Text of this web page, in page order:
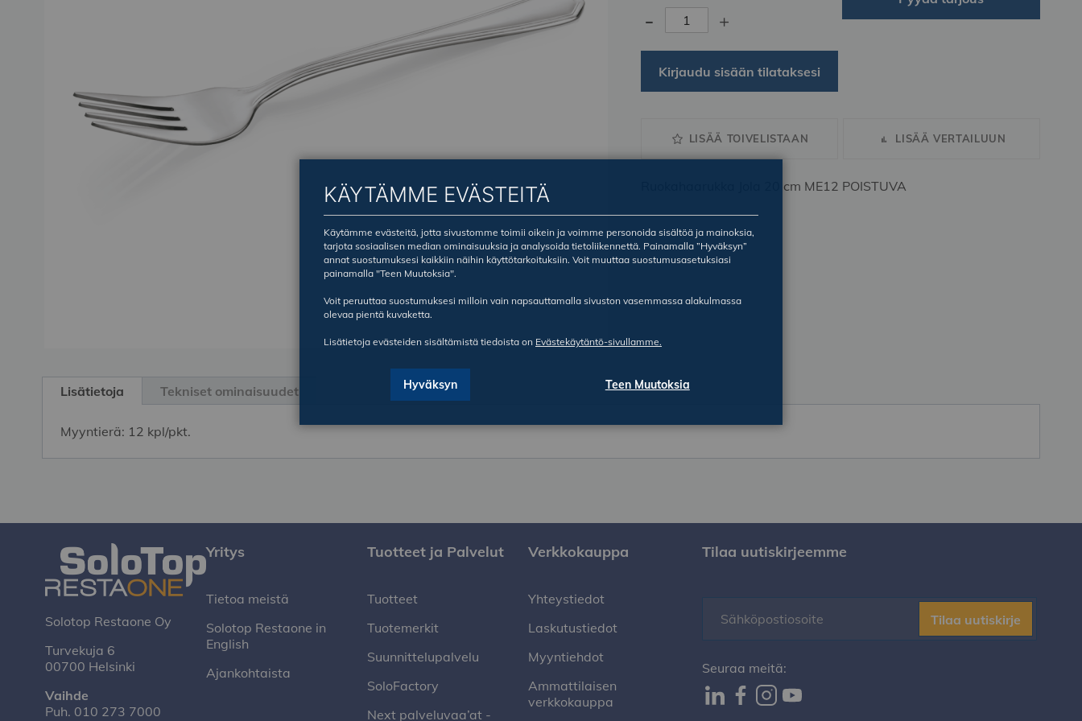
- +
Kirjaudu sisään tilataksesi
LISÄÄ TOIVELISTAAN LISÄÄ VERTAILUUN
Ruokahaarukka Jola 20 cm ME12 POISTUVA
to
Lisätietoja
Myyntierä: 12 kpl/pkt.
Tekniset ominaisuudet
Solotop Restaone Oy
Turvekuja 6
00700 Helsinki
Vaihde
Puh. 010 273 7000
Yritys
Tietoa meistä
Solotop Restaone in
English
Ajankohtaista
Tuotteet ja Palvelut
Tuotteet
Tuotemerkit
Suunnittelupalvelu
SoloFactory
Next palveluvaa’at -
Verkkokauppa
Yhteystiedot
Laskutustiedot
Myyntiehdot
Ammattilaisen
verkkokauppa
Tilaa uutiskirjeemme
Tilaa uutiskirje
Seuraa meitä:
KÄYTÄMME EVÄSTEITÄ
Käytämme evästeitä, jotta sivustomme toimii oikein ja voimme personoida sisältöä ja mainoksia,
tarjota sosiaalisen median ominaisuuksia ja analysoida tietoliikennettä. Painamalla ”Hyväksyn”
annat suostumuksesi kaikkiin näihin käyttötarkoituksiin. Voit muuttaa suostumusasetuksiasi
painamalla "Teen Muutoksia".
Voit peruuttaa suostumuksesi milloin vain napsauttamalla sivuston vasemmassa alakulmassa
olevaa pientä kuvaketta.
Lisätietoja evästeiden sisältämistä tiedoista on Evästekäytäntö-sivullamme.
Hyväksyn Teen Muutoksia